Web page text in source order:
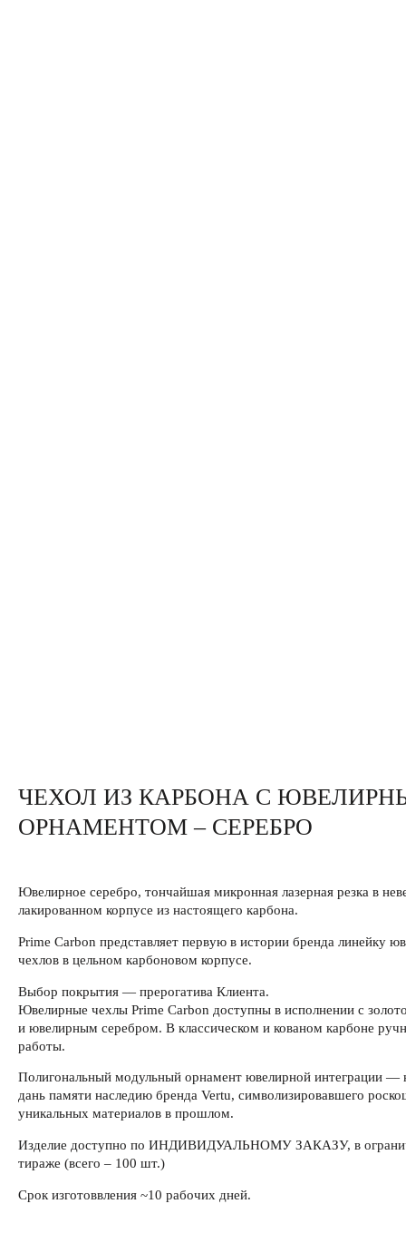
ЧЕХОЛ ИЗ КАРБОНА С
ОРНАМЕНТОМ – СЕРЕБРО
Ювелирное серебро, тончайшая микронная лазерная резка в
лакированном корпусе из настоящего карбона.
Prime Carbon представляет первую в истории бренда линейку
чехлов в цельном карбоновом корпусе.
Выбор покрытия — прерогатива Клиента.
Ювелирные чехлы Prime Carbon доступны в исполнении с
и ювелирным серебром. В классическом и кованом карбоне
работы.
Полигональный модульный орнамент ювелирной интеграции —
дань памяти наследию бренда Vertu, символизировавшего
уникальных материалов в прошлом.
Изделие доступно по ИНДИВИДУАЛЬНОМУ ЗАКАЗУ, в
тираже (всего – 100 шт.)
Срок изготоввления ~10 рабочих дней.